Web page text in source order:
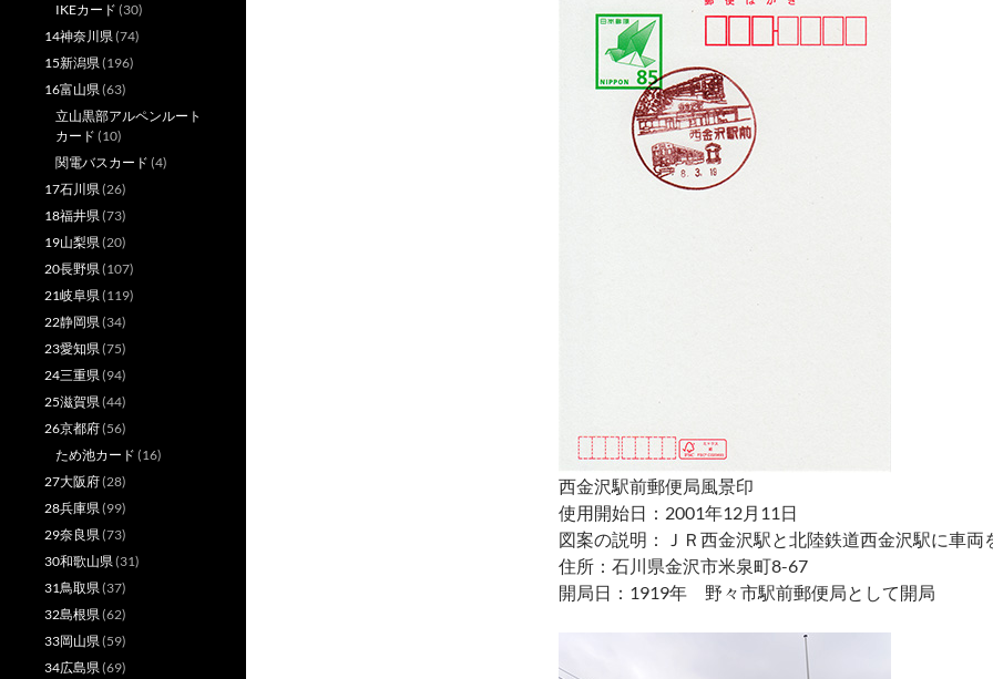
西金沢駅前郵便局風景印
使用開始日：2001年12月11日
図案の説明：ＪＲ西金沢駅と北陸鉄道西金沢駅に車両
住所：石川県金沢市米泉町8-67
開局日：1919年 野々市駅前郵便局として開局
IKEカード (30)
14神奈川県(74)
15新潟県(196)
16富山県(63)
立山黒部アルペンルート
カード (10)
関電バスカード (4)
17石川県(26)
18福井県(73)
19山梨県(20)
20長野県(107)
21岐阜県(119)
22静岡県(34)
23愛知県(75)
24三重県(94)
25滋賀県(44)
26京都府(56)
ため池カード (16)
27大阪府(28)
28兵庫県(99)
29奈良県(73)
30和歌山県(31)
31鳥取県(37)
32島根県(62)
33岡山県(59)
34広島県(69)